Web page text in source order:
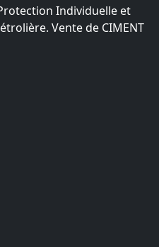
Individuelle et
Vente de CIMENT